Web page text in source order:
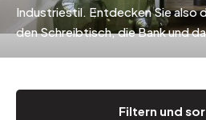
Industriestil. Entdecken Sie also
den Schreibtisch, die Bank und
miteinander verbinden..
Filtern und